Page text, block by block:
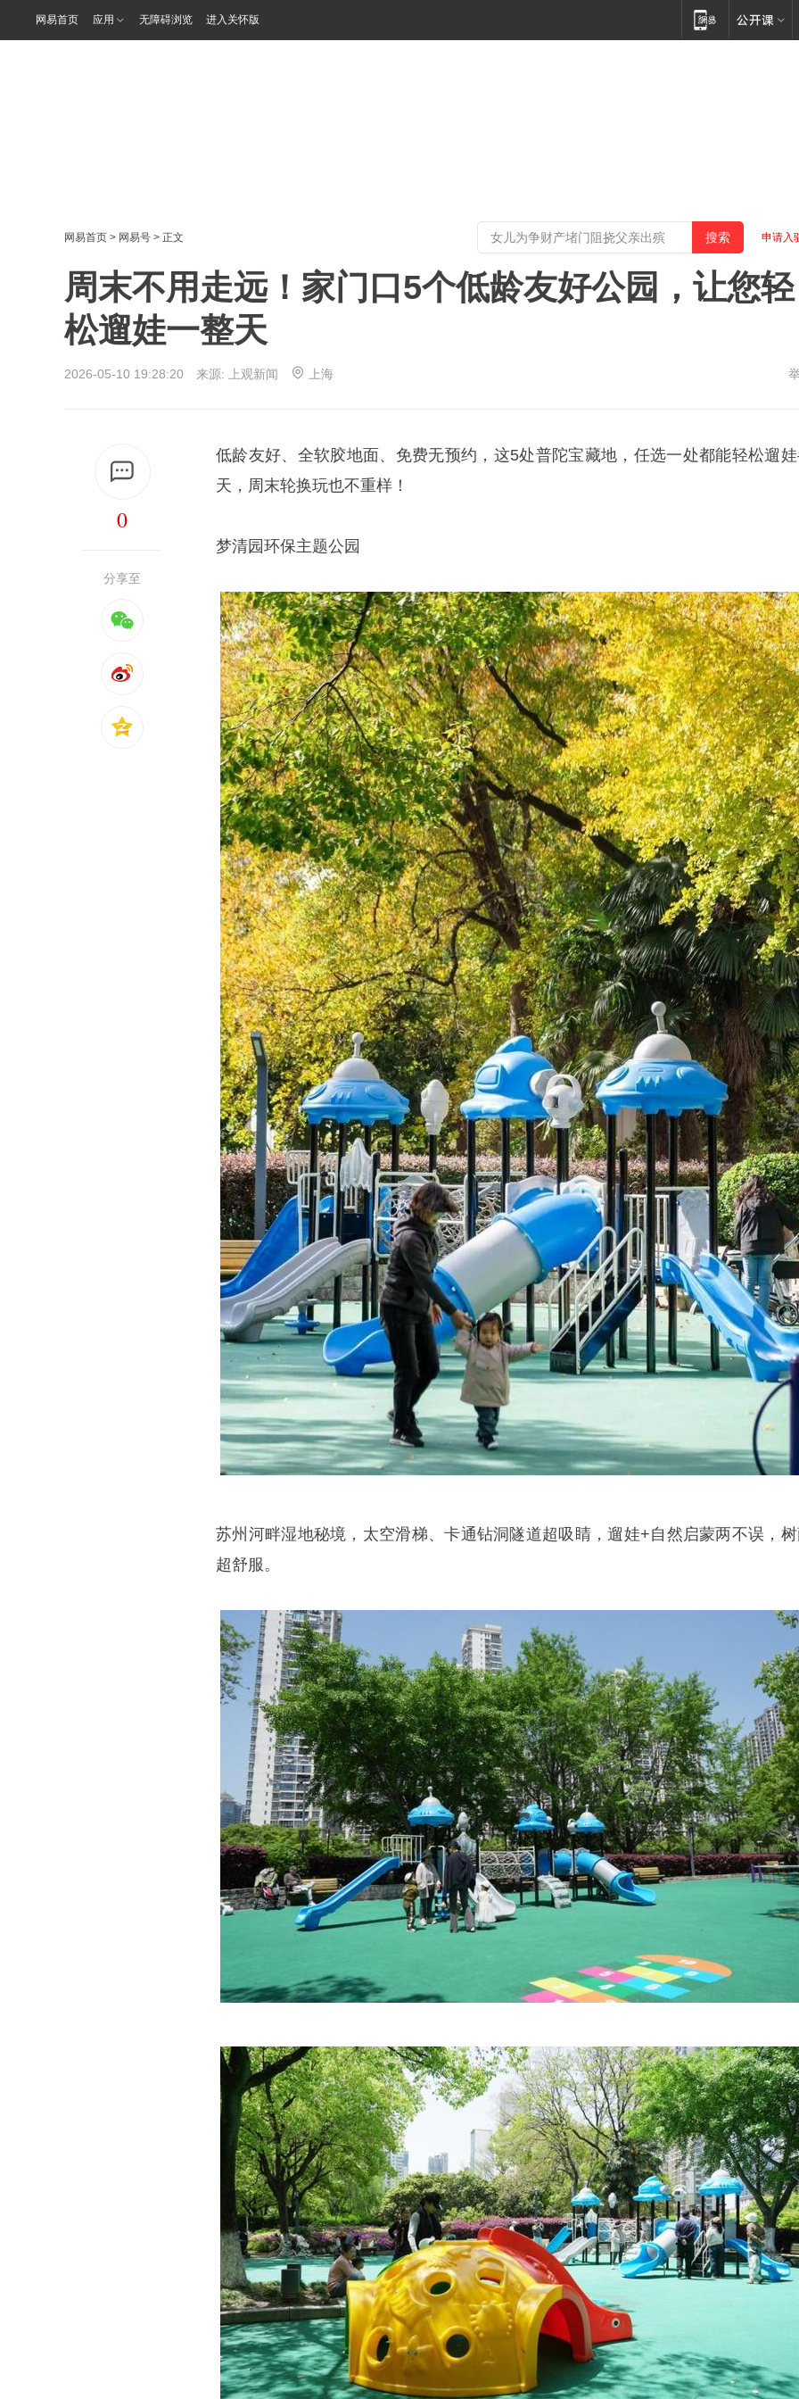
网易首页 应用 无障碍浏览 进入关怀版
网易首页 > 网易号 > 正文 申请入
周末不用走远！家门口5个低龄友好公园，让您轻
松遛娃一整天
2026-05-10 19:28:20 来源: 上观新闻 上海
0
分享至
低龄友好、全软胶地面、免费无预约，这5处普陀宝藏地，任选一处都能轻松遛
天，周末轮换玩也不重样！
梦清园环保主题公园
苏州河畔湿地秘境，太空滑梯、卡通钻洞隧道超吸睛，遛娃+自然启蒙两不误，
超舒服。